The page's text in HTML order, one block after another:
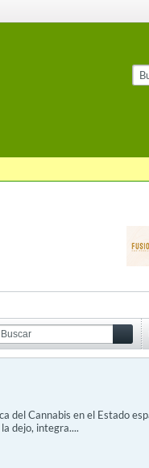
Cannabis en el Estado
dejo, integra....